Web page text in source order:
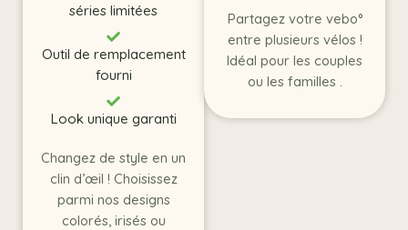
Changez de style en un
clin d’œil ! Choisissez
parmi nos designs
colorés, irisés ou
séries limitées
Outil de remplacement
fourni
Look unique garanti
Partagez votre vebo°
entre plusieurs vélos !
Idéal pour les couples
ou les familles .